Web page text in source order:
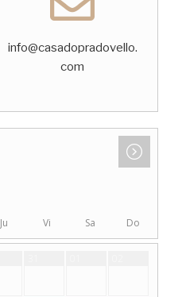
info@casadopradovello.
com
Ju Vi Sa Do